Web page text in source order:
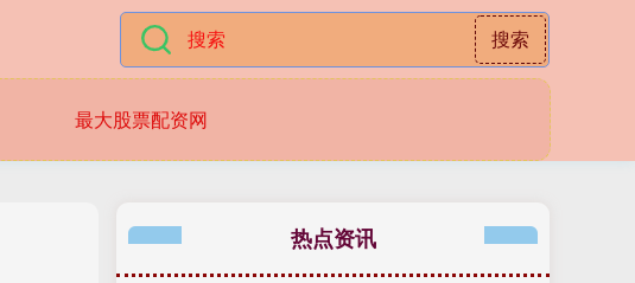
搜索
最大股票配资网
热点资讯